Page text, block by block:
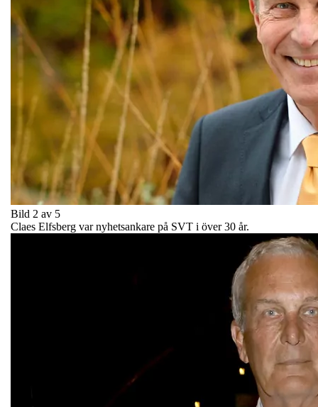
Bild 2 av 5
Claes Elfsberg var nyhetsankare på SVT i över 30 år.